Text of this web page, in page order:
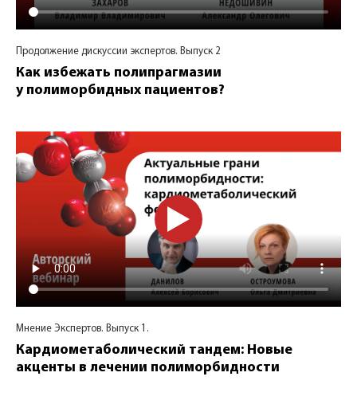
Продолжение дискуссии экспертов. Выпуск 2
Как избежать полипрагмазии
у полиморбидных пациентов?
Мнение Экспертов. Выпуск 1.
Кардиометаболический тандем: Новые
акценты в лечении полиморбидности